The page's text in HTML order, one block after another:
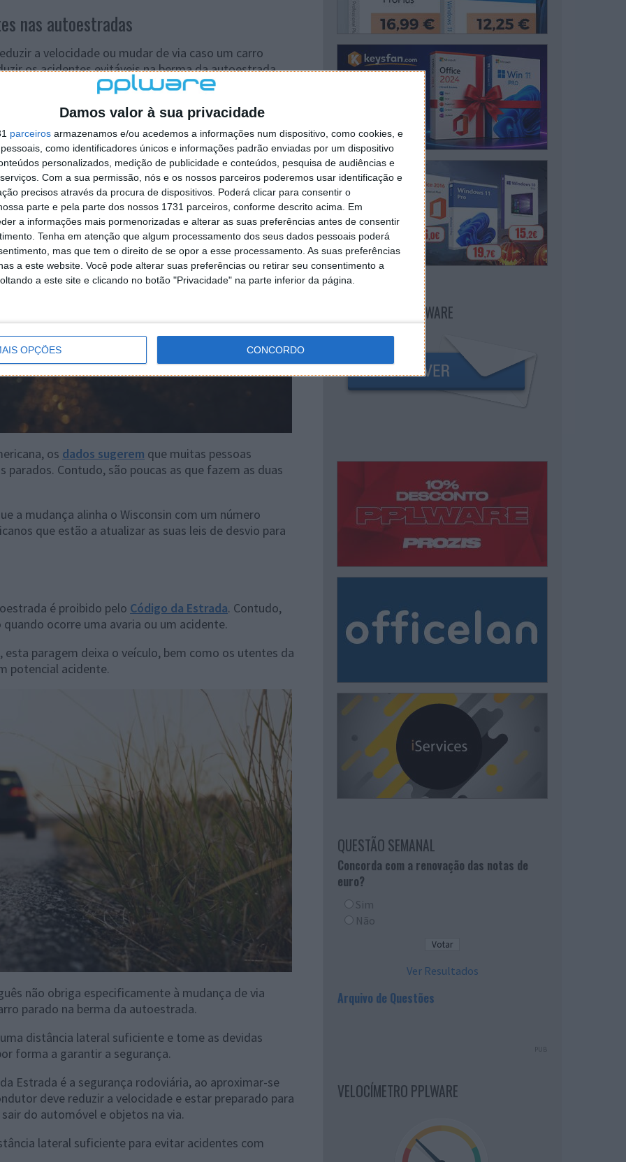
Damos valor à sua privacidade
parceiros armazenamos e/ou acedemos a informações num dispositivo, como cookies, e
como identificadores únicos e informações padrão enviadas por um dispositivo
personalizados, medição de publicidade e conteúdos, pesquisa de audiências e
Com a sua permissão, nós e os nossos parceiros poderemos usar identificação e
precisos através da procura de dispositivos. Poderá clicar para consentir o
parte e pela parte dos nossos 1731 parceiros, conforme descrito acima. Em
a informações mais pormenorizadas e alterar as suas preferências antes de consentir
Tenha em atenção que algum processamento dos seus dados pessoais poderá
mas que tem o direito de se opor a esse processamento. As suas preferências
a este website. Você pode alterar suas preferências ou retirar seu consentimento a
a este site e clicando no botão "Privacidade" na parte inferior da página.
OPÇÕES CONCORDO
nas autoestradas
a velocidade ou mudar de via caso um carro
os acidentes evitáveis na berma da autoestrada.
os condutores não reconhecem os veículos e
De facto, as autoridades destacaram que é
do carro que conduza.
os dados sugerem que muitas pessoas
parados. Contudo, são poucas as que fazem as duas
a mudança alinha o Wisconsin com um número
que estão a atualizar as suas leis de desvio para
é proibido pelo Código da Estrada. Contudo,
ocorre uma avaria ou um acidente.
paragem deixa o veículo, bem como os utentes da
potencial acidente.
não obriga especificamente à mudança de via
parado na berma da autoestrada.
distância lateral suficiente e tome as devidas
forma a garantir a segurança.
Estrada é a segurança rodoviária, ao aproximar-se
deve reduzir a velocidade e estar preparado para
do automóvel e objetos na via.
lateral suficiente para evitar acidentes com
NEWSLETTER PPLWARE
QUESTÃO SEMANAL
Concorda com a renovação das notas de
euro?
Sim
Não
Ver Resultados
Arquivo de Questões
PUB
VELOCÍMETRO PPLWARE